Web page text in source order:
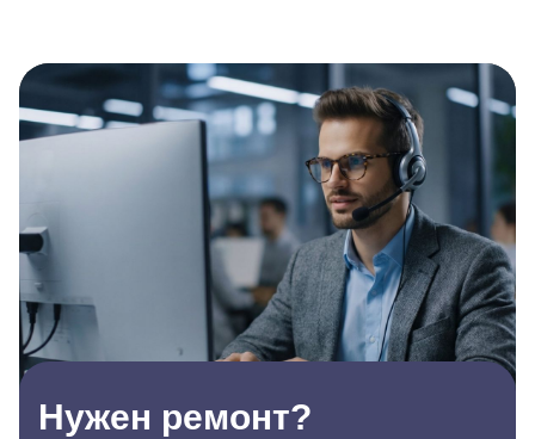
Нужен ремонт?